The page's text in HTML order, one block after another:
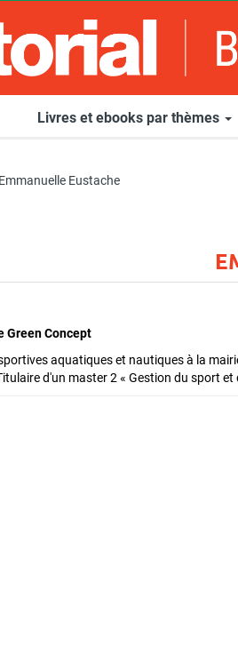
Livres et ebooks par thèmes
Emmanuelle Eustache
Green Concept
aquatiques et nautiques à la
d'un master 2 « Gestion du sport